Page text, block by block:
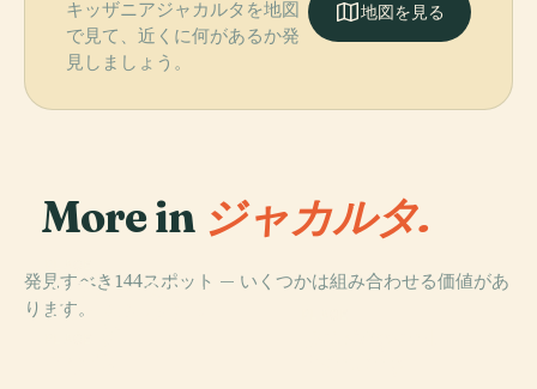
キッザニアジャカルタを地図
で見て、近くに何があるか発
見しましょう。
地図を見る
More in ジャカルタ.
発見すべき144スポット — いくつかは組み合わせる価値があ
ります。
タマン・ミニ・
インドネシア・